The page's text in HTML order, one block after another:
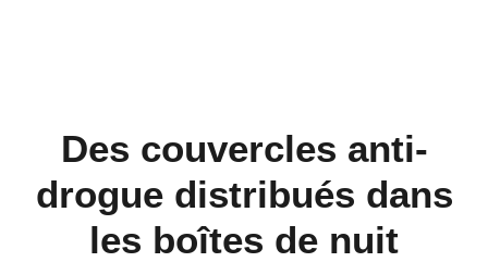
Des couvercles anti-
drogue distribués dans
les boîtes de nuit